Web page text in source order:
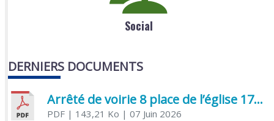
Social
DERNIERS DOCUMENTS
Arrêté de voirie 8 place de l’église 17170 Benon
PDF| 143,21 Ko | 07 Juin 2026